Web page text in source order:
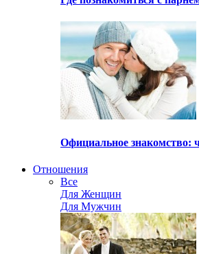
Официальное знакомство:
Отношения
Все
Для Женщин
Для Мужчин